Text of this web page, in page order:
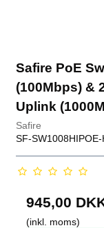
Safire PoE
(100Mbps) &
Uplink
Safire
SF-
945,00
(inkl. moms)